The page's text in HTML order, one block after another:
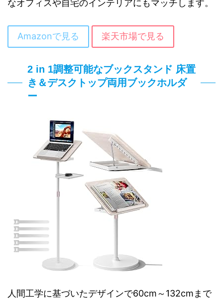
なオフィスや自宅のインテリアにもマッチします。
Amazonで見る 楽天市場で見る
2 in 1調整可能なブックスタンド 床置
き＆デスクトップ両用ブックホルダ
ー
人間工学に基づいたデザインで60cm～132cmまで